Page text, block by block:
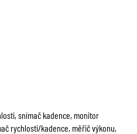
snímač kadence, monitor
rychlosti/kadence, měřič výkonu,